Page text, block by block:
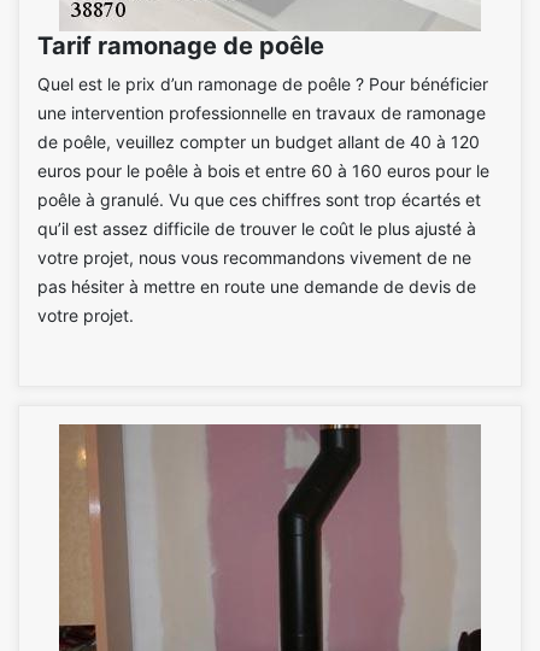
Tarif ramonage de poêle
Quel est le prix d’un ramonage de poêle ? Pour bénéficier
une intervention professionnelle en travaux de ramonage
de poêle, veuillez compter un budget allant de 40 à 120
euros pour le poêle à bois et entre 60 à 160 euros pour le
poêle à granulé. Vu que ces chiffres sont trop écartés et
qu’il est assez difficile de trouver le coût le plus ajusté à
votre projet, nous vous recommandons vivement de ne
pas hésiter à mettre en route une demande de devis de
votre projet.